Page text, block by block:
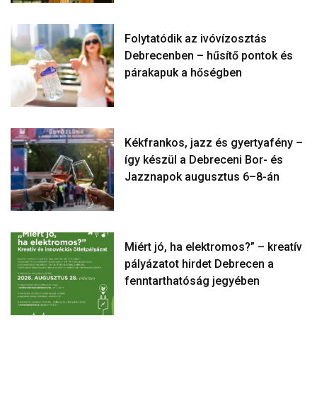
Folytatódik az ivóvízosztás
Debrecenben – hűsítő pontok és
párakapuk a hőségben
Kékfrankos, jazz és gyertyafény –
így készül a Debreceni Bor- és
Jazznapok augusztus 6–8-án
Miért jó, ha elektromos?” – kreatív
pályázatot hirdet Debrecen a
fenntarthatóság jegyében